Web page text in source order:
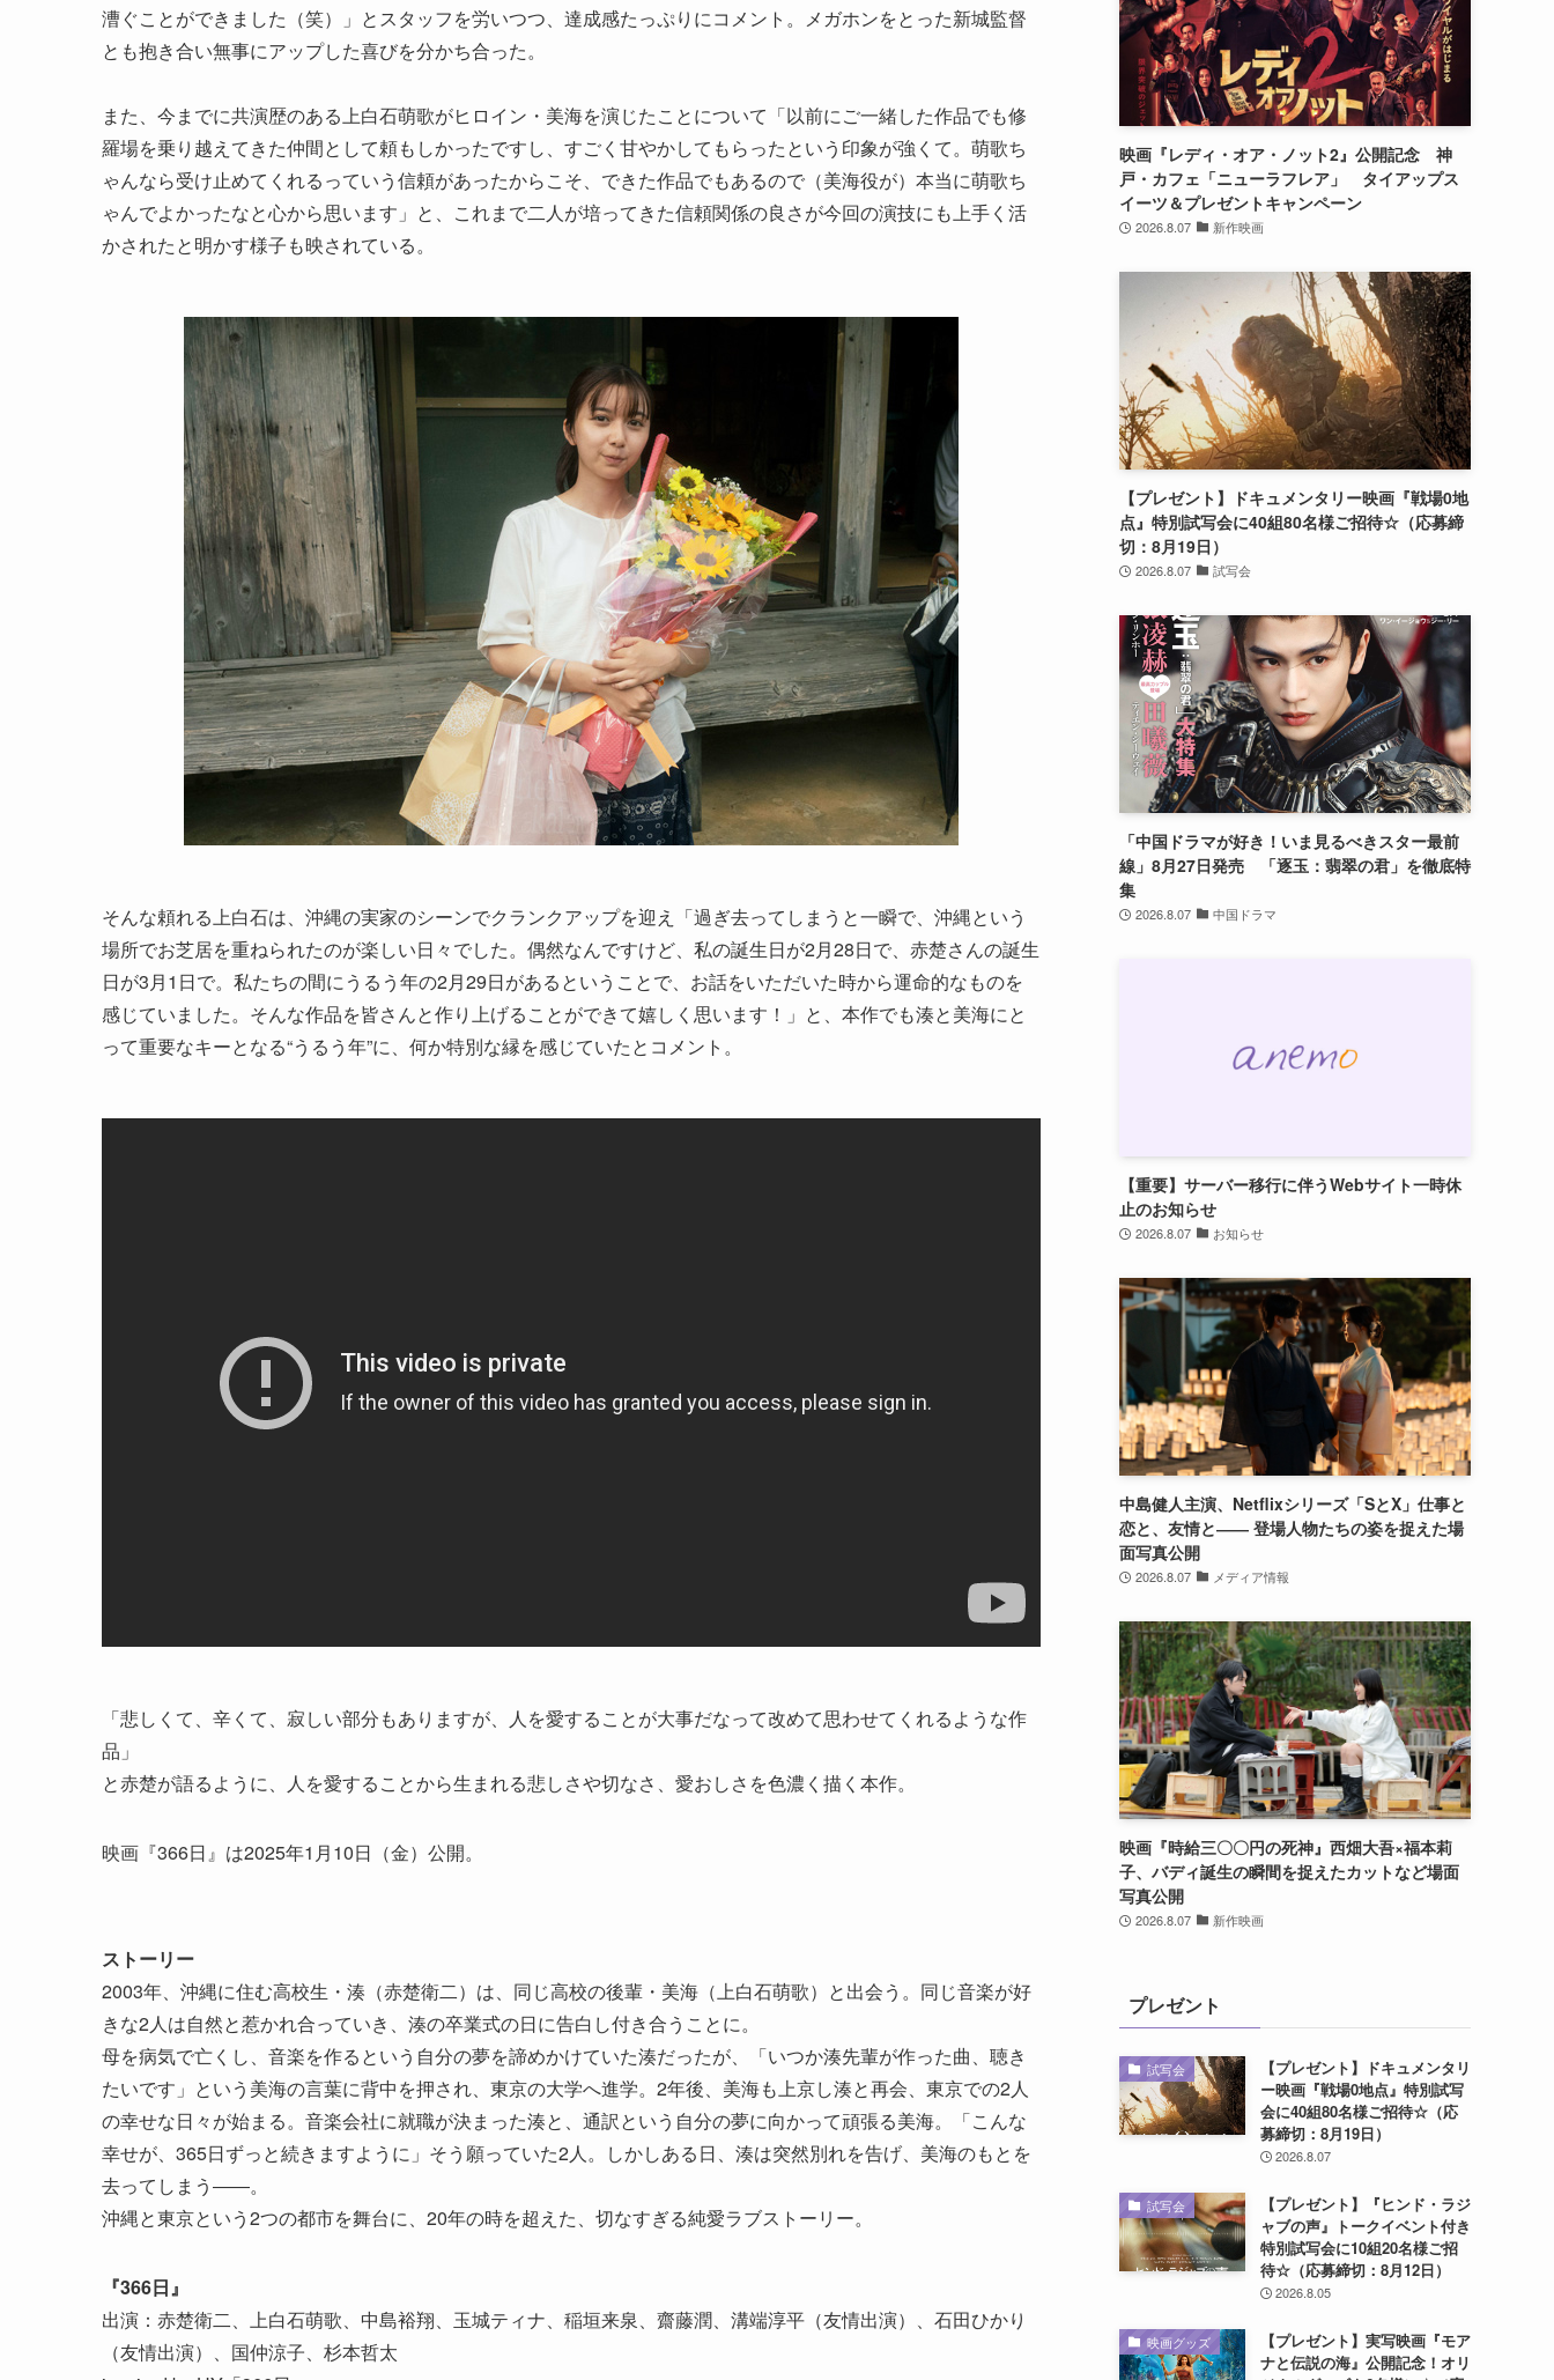
漕ぐことができました（笑）」とスタッフを労いつつ、達成感たっぷりにコメント。メガホンをとった新城監督
とも抱き合い無事にアップした喜びを分かち合った。
また、今までに共演歴のある上白石萌歌がヒロイン・美海を演じたことについて「以前にご一緒した作品でも修
羅場を乗り越えてきた仲間として頼もしかったですし、すごく甘やかしてもらったという印象が強くて。萌歌ち
ゃんなら受け止めてくれるっていう信頼があったからこそ、できた作品でもあるので（美海役が）本当に萌歌ち
ゃんでよかったなと心から思います」と、これまで二人が培ってきた信頼関係の良さが今回の演技にも上手く活
かされたと明かす様子も映されている。
そんな頼れる上白石は、沖縄の実家のシーンでクランクアップを迎え「過ぎ去ってしまうと一瞬で、沖縄という
場所でお芝居を重ねられたのが楽しい日々でした。偶然なんですけど、私の誕生日が2月28日で、赤楚さんの誕生
日が3月1日で。私たちの間にうるう年の2月29日があるということで、お話をいただいた時から運命的なものを
感じていました。そんな作品を皆さんと作り上げることができて嬉しく思います！」と、本作でも湊と美海にと
って重要なキーとなる“うるう年”に、何か特別な縁を感じていたとコメント。
「悲しくて、辛くて、寂しい部分もありますが、人を愛することが大事だなって改めて思わせてくれるような作
品」
と赤楚が語るように、人を愛することから生まれる悲しさや切なさ、愛おしさを色濃く描く本作。
映画『366日』は2025年1月10日（金）公開。
ストーリー
2003年、沖縄に住む高校生・湊（赤楚衛二）は、同じ高校の後輩・美海（上白石萌歌）と出会う。同じ音楽が好
きな2人は自然と惹かれ合っていき、湊の卒業式の日に告白し付き合うことに。
母を病気で亡くし、音楽を作るという自分の夢を諦めかけていた湊だったが、「いつか湊先輩が作った曲、聴き
たいです」という美海の言葉に背中を押され、東京の大学へ進学。2年後、美海も上京し湊と再会、東京での2人
の幸せな日々が始まる。音楽会社に就職が決まった湊と、通訳という自分の夢に向かって頑張る美海。「こんな
幸せが、365日ずっと続きますように」そう願っていた2人。しかしある日、湊は突然別れを告げ、美海のもとを
去ってしまう――。
沖縄と東京という2つの都市を舞台に、20年の時を超えた、切なすぎる純愛ラブストーリー。
『366日』
出演：赤楚衛二、上白石萌歌、中島裕翔、玉城ティナ、稲垣来泉、齋藤潤、溝端淳平（友情出演）、石田ひかり
（友情出演）、国仲涼子、杉本哲太
映画『レディ・オア・ノット2』公開記念 神
戸・カフェ「ニューラフレア」 タイアップス
イーツ＆プレゼントキャンペーン
2026.8.07 新作映画
【プレゼント】ドキュメンタリー映画『戦場0地
点』特別試写会に40組80名様ご招待☆（応募締
切：8月19日）
2026.8.07 試写会
「中国ドラマが好き！いま見るべきスター最前
線」8月27日発売 「逐玉：翡翠の君」を徹底特
集
2026.8.07 中国ドラマ
【重要】サーバー移行に伴うWebサイト一時休
止のお知らせ
2026.8.07 お知らせ
中島健人主演、Netflixシリーズ「SとX」仕事と
恋と、友情と―― 登場人物たちの姿を捉えた場
面写真公開
2026.8.07 メディア情報
映画『時給三〇〇円の死神』西畑大吾×福本莉
子、バディ誕生の瞬間を捉えたカットなど場面
写真公開
2026.8.07 新作映画
プレゼント
試写会
【プレゼント】ドキュメンタリ
ー映画『戦場0地点』特別試写
会に40組80名様ご招待☆（応
募締切：8月19日）
2026.8.07
試写会
【プレゼント】『ヒンド・ラジ
ャブの声』トークイベント付き
特別試写会に10組20名様ご招
待☆（応募締切：8月12日）
2026.8.05
映画グッズ
【プレゼント】実写映画『モア
ナと伝説の海』公開記念！オリ